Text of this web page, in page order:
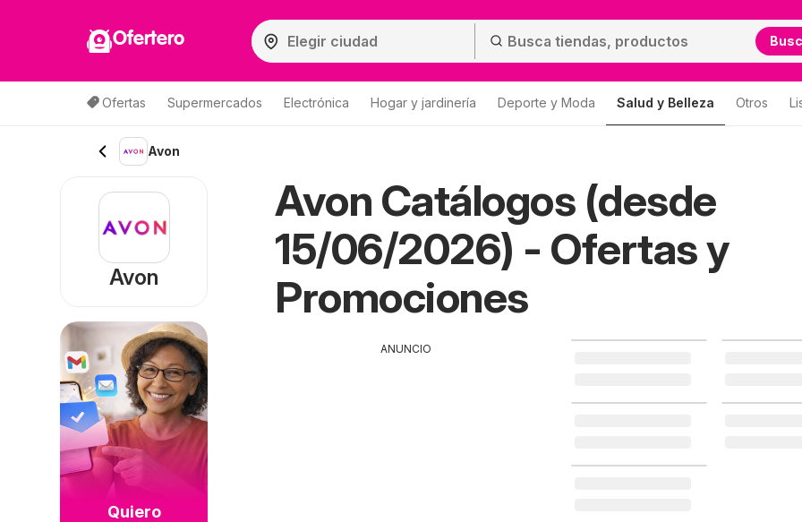
Ofertero
Ofertas Supermercados Electrónica Hogar y jardinería Deporte y Moda Salud y Belleza Otros
Avon
Avon Catálogos (desde
15/06/2026) - Ofertas y
Promociones
ANUNCIO
Avon
Quiero